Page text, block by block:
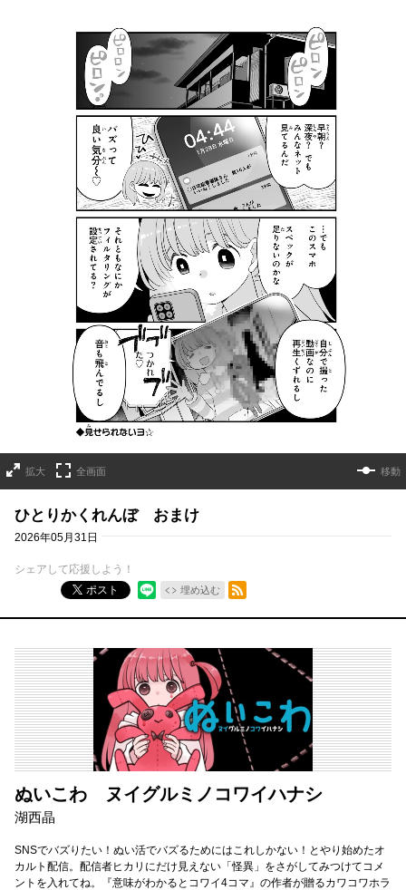
拡大 全画面 移動
ひとりかくれんぼ おまけ
2026年05月31日
シェアして応援しよう！
ポスト
埋め込む
RSSフィード
ぬいこわ ヌイグルミノコワイハナシ
湖西晶
SNSでバズりたい！ぬい活でバズるためにはこれしかない！とやり始めたオ
カルト配信。配信者ヒカリにだけ見えない「怪異」をさがしてみつけてコメ
ントを入れてね。『意味がわかるとコワイ4コマ』の作者が贈るカワコワホラ